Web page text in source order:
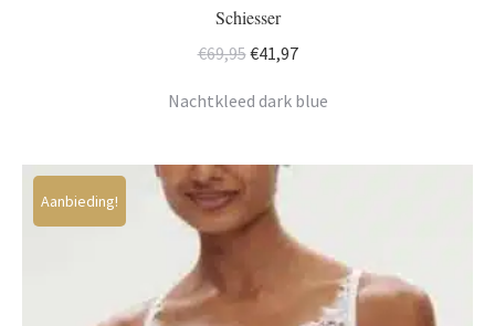
Schiesser
€69,95Oorspronkelijke
was:
€41,97Huidige
is:
Nachtkleed dark blue
Aanbieding!